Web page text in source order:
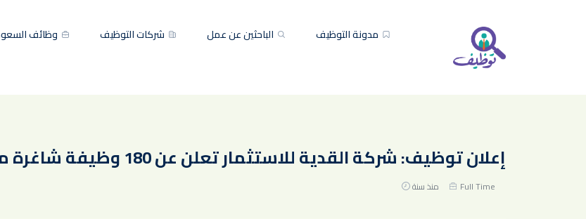
وظائف شركات التوظيف الباحثين عن عمل
مدونة التوظيف
إعلان توظيف: شركة القدية للاستثمار تعلن عن 180 وظيفة شاغرة متنوعة بالرياض
Full Time منذ سنة